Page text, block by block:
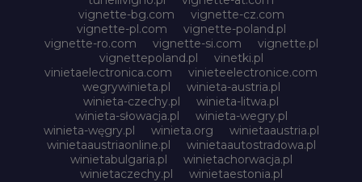
vignette-bg.com
vignette-cz.com
vignette-pl.com
vignette-poland.pl
vignette-ro.com
vignette-si.com
vignette.pl
vignettepoland.pl
vinetki.pl
vinietaelectronica.com
vinieteelectronice.com
wegrywinieta.pl
winieta-austria.pl
winieta-czechy.pl
winieta-litwa.pl
winieta-słowacja.pl
winieta-wegry.pl
winieta-węgry.pl
winieta.org
winietaaustria.pl
winietaaustriaonline.pl
winietaautostradowa.pl
winietabulgaria.pl
winietachorwacja.pl
winietaczechy.pl
winietaestonia.pl